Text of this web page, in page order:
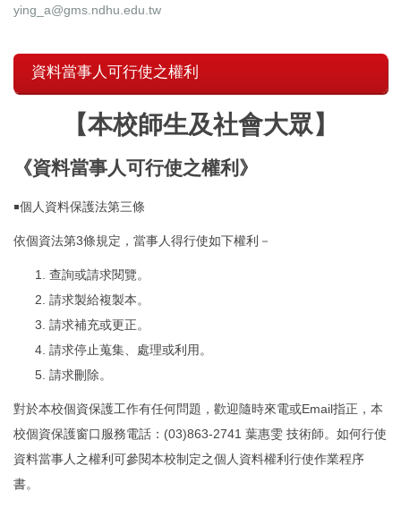
ying_a@gms.ndhu.edu.tw
資料當事人可行使之權利
【本校師生及社會大眾】
《資料當事人可行使之權利》
￭個人資料保護法第三條
依個資法第3條規定，當事人得行使如下權利－
查詢或請求閱覽。
請求製給複製本。
請求補充或更正。
請求停止蒐集、處理或利用。
請求刪除。
對於本校個資保護工作有任何問題，歡迎隨時來電或Email指正，本
校個資保護窗口服務電話：(03)863-2741 葉惠雯 技術師。如何行使
資料當事人之權利可參閱本校制定之個人資料權利行使作業程序
書。